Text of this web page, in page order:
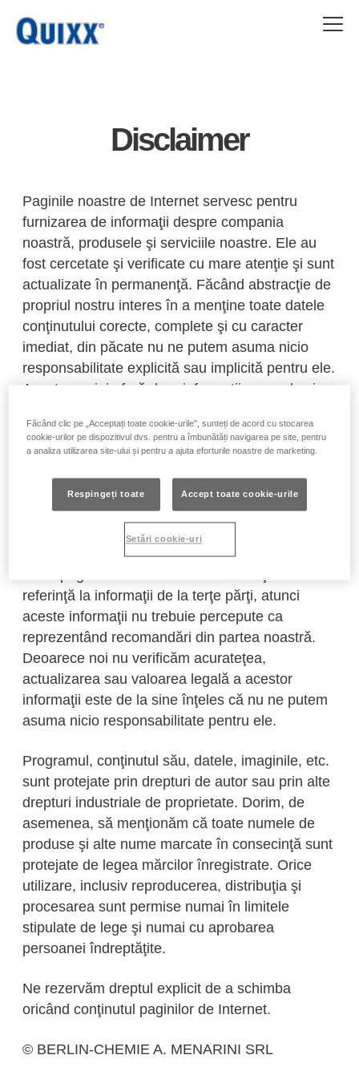
main
content
Disclaimer
Paginile noastre de Internet servesc pentru
furnizarea de informaţii despre compania
noastră, produsele şi serviciile noastre. Ele au
fost cercetate şi verificate cu mare atenţie şi sunt
actualizate în permanenţă. Făcând abstracţie de
propriul nostru interes în a menţine toate datele
conţinutului corecte, complete şi cu caracter
imediat, din păcate nu ne putem asuma nicio
responsabilitate explicită sau implicită pentru ele.
Aceste pagini oferă doar informaţii generale şi nu
medicale, comerciale sau de altă natură. Din
acest motiv, afirmaţiile referitoare la sau
rezulta direct sau indirect din utilizarea paginilor
de Internet şi a informaţiilor conţinute acolo sunt
referinţă la informaţii de la terţe părţi, atunci
aceste informaţii nu trebuie percepute ca
reprezentând recomandări din partea noastră.
Deoarece noi nu verificăm acurateţea,
actualizarea sau valoarea legală a acestor
informaţii este de la sine înţeles că nu ne putem
asuma nicio responsabilitate pentru ele.
Programul, conţinutul său, datele, imaginile, etc.
sunt protejate prin drepturi de autor sau prin alte
drepturi industriale de proprietate. Dorim, de
asemenea, să menţionăm că toate numele de
produse şi alte nume marcate în consecinţă sunt
protejate de legea mărcilor înregistrate. Orice
utilizare, inclusiv reproducerea, distribuţia şi
procesarea sunt permise numai în limitele
stipulate de lege şi numai cu aprobarea
persoanei îndreptăţite.
Ne rezervăm dreptul explicit de a schimba
oricând conţinutul paginilor de Internet.
© BERLIN-CHEMIE A. MENARINI SRL
Făcând clic pe „Acceptați toate cookie-urile”, sunteți de acord cu stocarea
cookie-urilor pe dispozitivul dvs. pentru a îmbunătăți navigarea pe site, pentru
a analiza utilizarea site-ului și pentru a ajuta eforturile noastre de marketing.
Respingeți toate Accept toate cookie-urile
Setări cookie-uri